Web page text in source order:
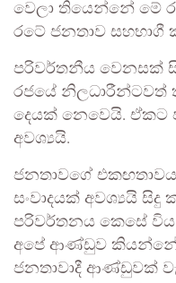
වෙලා තියෙන්නේ මේ
රටේ ජනතාව සහභාගී
පරිවර්තනීය වෙනසක්
රජයේ
දෙයක් නෙවෙයි. ඒකට
අවශ්‍යයි.
ජනතාවගේ
සංවාදයක් අවශ්‍යයි
පරිවර්තනය කෙසේ
අපේ ආණ්ඩුව කියන්නේ
ජනතාවාදී ආණ්ඩුවක්